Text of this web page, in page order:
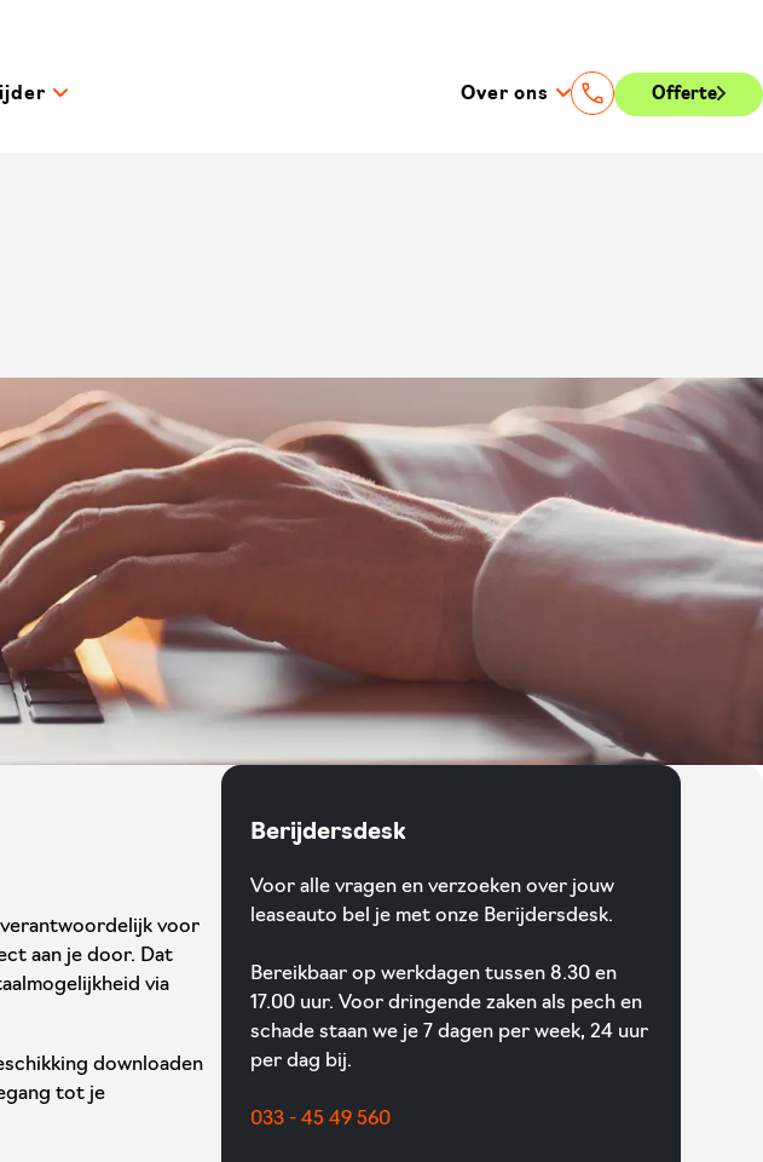
Over ons Offerte
verantwoordelijk voor
aan je door. Dat
via
downloaden
tot je
Berijdersdesk
Voor alle vragen en verzoeken over jouw
leaseauto bel je met onze Berijdersdesk.
Bereikbaar op werkdagen tussen 8.30 en
17.00 uur. Voor dringende zaken als pech en
schade staan we je 7 dagen per week, 24 uur
per dag bij.
033 - 45 49 560